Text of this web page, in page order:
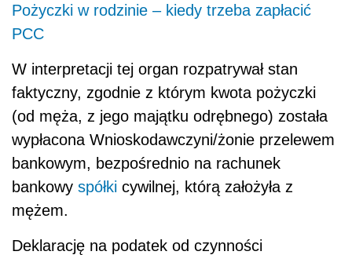
Pożyczki w rodzinie – kiedy trzeba zapłacić
PCC
W interpretacji tej organ rozpatrywał stan
faktyczny, zgodnie z którym kwota pożyczki
(od męża, z jego majątku odrębnego) została
wypłacona Wnioskodawczyni/żonie przelewem
bankowym, bezpośrednio na rachunek
bankowy spółki cywilnej, którą założyła z
mężem.
Deklarację na podatek od czynności